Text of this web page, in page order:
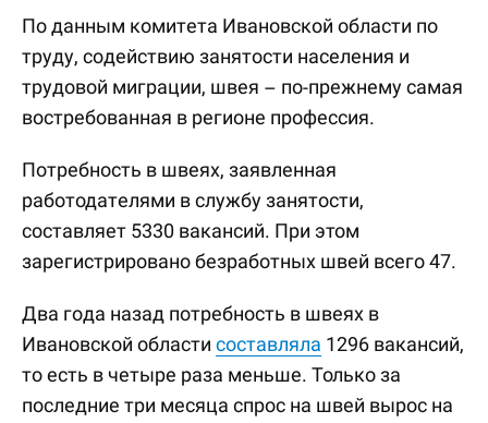
По данным комитета Ивановской области по
труду, содействию занятости населения и
трудовой миграции, швея – по-прежнему самая
востребованная в регионе профессия.
Потребность в швеях, заявленная
работодателями в службу занятости,
составляет 5330 вакансий. При этом
зарегистрировано безработных швей всего 47.
Два года назад потребность в швеях в
Ивановской области составляла 1296 вакансий,
то есть в четыре раза меньше. Только за
последние три месяца спрос на швей вырос на